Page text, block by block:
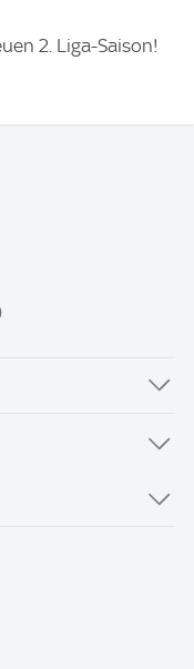
2. Liga-Saison!